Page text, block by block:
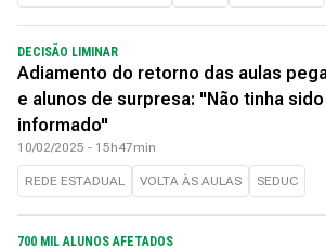
DECISÃO LIMINAR
Adiamento do retorno das aulas
e alunos de surpresa: "Não tinha sido
informado"
10/02/2025 - 15h47min
REDE ESTADUAL VOLTA ÀS AULAS SEDUC
700 MIL ALUNOS AFETADOS